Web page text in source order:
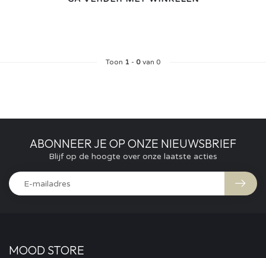
Toon 1 - 0van 0
ABONNEER JE OP ONZE NIEUWSBRIEF
Blijf op de hoogte over onze laatste acties
MOOD STORE